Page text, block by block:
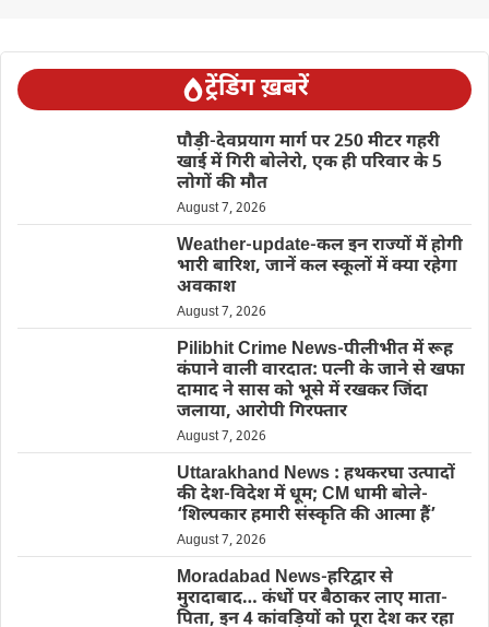
ट्रेंडिंग ख़बरें
पौड़ी-देवप्रयाग मार्ग पर 250 मीटर गहरी
खाई में गिरी बोलेरो, एक ही परिवार के 5
लोगों की मौत
August 7, 2026
Weather-update-कल इन राज्यों में होगी
भारी बारिश, जानें कल स्कूलों में क्या रहेगा
अवकाश
August 7, 2026
Pilibhit Crime News-पीलीभीत में रूह
कंपाने वाली वारदात: पत्नी के जाने से खफा
दामाद ने सास को भूसे में रखकर जिंदा
जलाया, आरोपी गिरफ्तार
August 7, 2026
Uttarakhand News : हथकरघा उत्पादों
की देश-विदेश में धूम; CM धामी बोले-
‘शिल्पकार हमारी संस्कृति की आत्मा हैं’
August 7, 2026
Moradabad News-हरिद्वार से
मुरादाबाद… कंधों पर बैठाकर लाए माता-
पिता, इन 4 कांवड़ियों को पूरा देश कर रहा